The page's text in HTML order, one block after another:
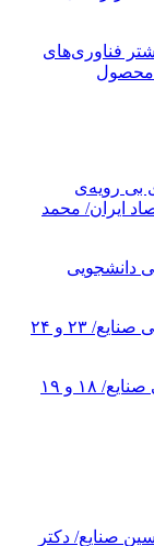
فناوری‌های
محصول
بی رویه‌ی
ایران/ محمد
دانشجویی
پانزدهمین همایش ملی دانشجویی مهندسی صنایع/ ۲۳ و ۲۴
چهاردهمین کنفرانس بین المللی مهندسی صنایع/ ۱۸ و ۱۹